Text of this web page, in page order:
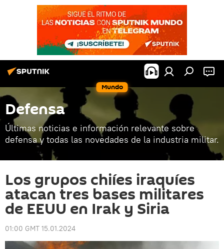
Mundo
Defensa
Últimas noticias e información relevante sobre
defensa y todas las novedades de la industria militar.
Los grupos chiíes iraquíes
atacan tres bases militares
de EEUU en Irak y Siria
01:00 GMT 15.01.2024